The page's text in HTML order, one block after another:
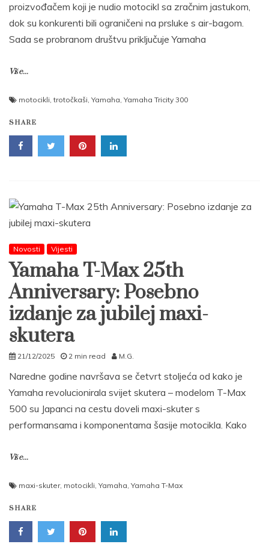
proizvođačem koji je nudio motocikl sa zračnim jastukom,
dok su konkurenti bili ograničeni na prsluke s air-bagom.
Sada se probranom društvu priključuje Yamaha
Više...
motocikli,trotočkaši, Yamaha, Yamaha Tricity 300
SHARE
Novosti Vijesti
Yamaha T-Max 25th
Anniversary: Posebno
izdanje za jubilej maxi-
skutera
21/12/2025 2 min read M.G.
Naredne godine navršava se četvrt stoljeća od kako je
Yamaha revolucionirala svijet skutera – modelom T-Max
500 su Japanci na cestu doveli maxi-skuter s
performansama i komponentama šasije motocikla. Kako
Više...
maxi-skuter, motocikli, Yamaha, Yamaha T-Max
SHARE